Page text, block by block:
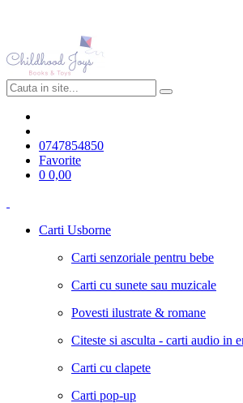
0747854850
Favorite
0 0,00
Carti Usborne
Carti senzoriale pentru bebe
Carti cu sunete sau muzicale
Povesti ilustrate & romane
Citeste si asculta - carti audio in
Carti cu clapete
Carti pop-up